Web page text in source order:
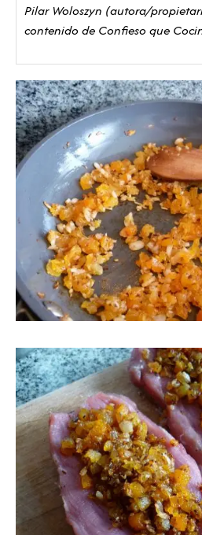
Pilar Woloszyn (autora/
contenido de Confieso que